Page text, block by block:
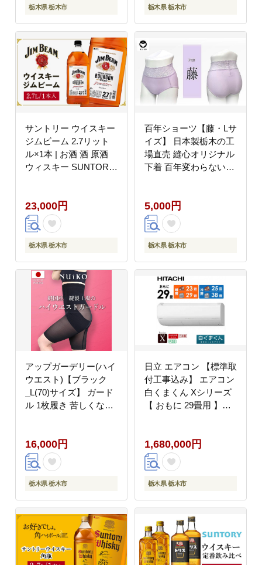
栃木県 栃木市
み 宅飲み パーティー
栃木県 栃木市
サントリー ウイスキー
ジムビーム 2.7リット
ル×1本 | お酒 酒 原酒
ウィスキー SUNTORY
ティー 宴会 大容量
2,7L
23,000円
栃木県 栃木市
百年ショーツ【藤・Lサ
イズ】 日本製栃木の工
場直売 縫心オリジナル
下着 百年変わらない究
ン 人気 おすすめ 】
5,000円
栃木県 栃木市
アップガーデリー(ハイ
ウエスト)【ブラック
_L(70)サイズ】 ガード
ル 1枚履き 苦しくない
気 おすすめ 】
16,000円
栃木県 栃木市
日立 エアコン 【標準取
付工事込み】 エアコン
白くまくん Xシリーズ
【 おもに 29畳用 】
ルター自動お掃除機能
付
1,680,000円
栃木県 栃木市